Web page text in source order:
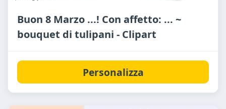
Buon 8 Marzo ...! Con affetto: ... ~
bouquet di tulipani - Clipart
Personalizza